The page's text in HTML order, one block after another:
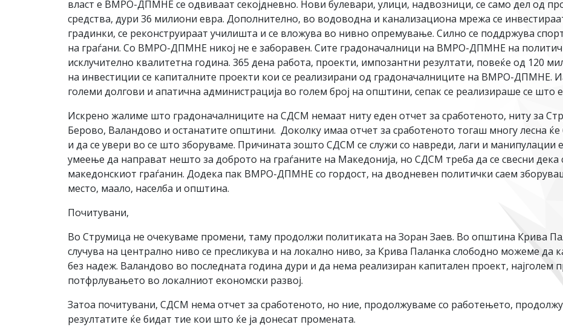
власт е ВМРО-ДПМНЕ се одвиваат секојдневно. Нови булевари, улици, надвозници, се само дел од
средства, дури 36 милиони евра. Дополнително, во водоводна и канализациона мрежа се
градинки, се реконструираат училишта и се вложува во нивно опремување. Силно се поддржува
на граѓани. Со ВМРО-ДПМНЕ никој не е заборавен. Сите градоначалници на ВМРО-ДПМНЕ на
исклучително квалитетна година. 365 дена работа, проекти, импозантни резултати, повеќе од 120
на инвестиции се капиталните проекти кои се реализирани од градоначалниците на ВМРО-ДПМНЕ.
големи долгови и апатична администрација во голем број на општини, сепак се реализираше се што
Искрено жалиме што градоначалниците на СДСМ немаат ниту еден отчет за сработеното, ниту за
Берово, Валандово и останатите општини. Доколку имаа отчет за сработеното тогаш многу лесна ќе
и да се увери во се што зборуваме. Причината зошто СДСМ се служи со навреди, лаги и манипулации
умеење да направат нешто за доброто на граѓаните на Македонија, но СДСМ треба да се свесни дека
македонскиот граѓанин. Додека пак ВМРО-ДПМНЕ со гордост, на дводневен политички саем
место, маало, населба и општина.
Почитувани,
Во Струмица не очекуваме промени, таму продолжи политиката на Зоран Заев. Во општина Крива
случува на централно ниво се пресликува и на локално ниво, за Крива Паланка слободно можеме да
без надеж. Валандово во последната година дури и да нема реализиран капитален проект, најголем
потфрлувањето во локалниот економски развој.
Затоа почитувани, СДСМ нема отчет за сработеното, но ние, продолжуваме со работењето,
резултатите ќе бидат тие кои што ќе ја донесат промената.